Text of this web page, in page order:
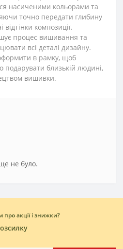
насиченими кольорами та
точно передати глибину
композиції.
процес вишивання та
всі деталі дизайну.
в рамку, щоб
подарувати близькій людині,
вишивки.
не було.
акції і знижки?